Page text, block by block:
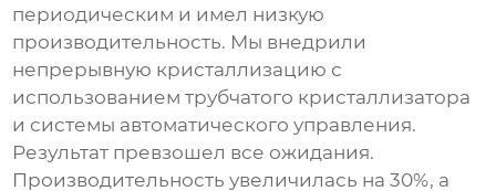
периодическим и имел низкую
производительность. Мы внедрили
непрерывную кристаллизацию с
использованием трубчатого кристаллизатора
и системы автоматического управления.
Результат превзошел все ожидания.
Производительность увеличилась на 30%, а